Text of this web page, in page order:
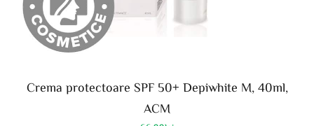
Crema protectoare SPF 50+ Depiwhite M, 40ml,
ACM